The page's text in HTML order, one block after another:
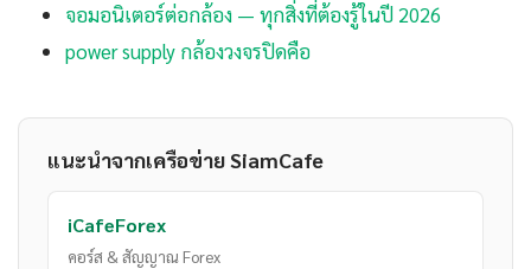
จอมอนิเตอร์ต่อกล้อง — ทุกสิ่งที่ต้องรู้ในปี 2026
power supply กล้องวงจรปิดคือ
แนะนำจากเครือข่าย SiamCafe
iCafeForex
คอร์ส & สัญญาณ Forex